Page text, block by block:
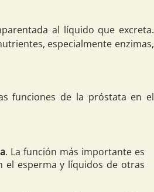
al líquido que excreta.
especialmente enzimas,
funciones de la próstata en el
. La función más importante es
esperma y líquidos de otras